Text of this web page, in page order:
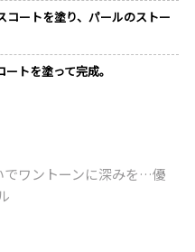
コートを塗り、パールのストー
トを塗って完成。
でワントーンに深みを…優